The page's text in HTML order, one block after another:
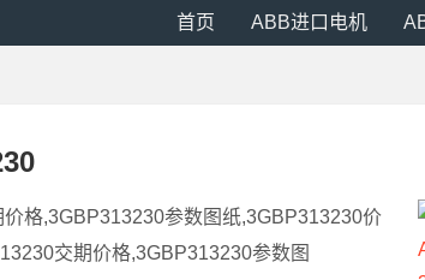
首页 ABB进口电机
格,3GBP313230参数图纸,3GBP313230价
交期价格,3GBP313230参数图